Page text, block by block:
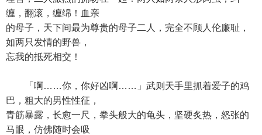
缠，翻滚，缠绵！血亲
的母子，天下间最为尊贵的母子二人，完全不顾人伦廉耻，
如两只发情的野兽，
忘我的抵死相交！
「啊……你，你好凶啊……」武则天手里抓着爱子的鸡
巴，粗大的男性性征，
青筋暴露，长愈一尺，拳头般大的龟头，坚硬炙热，怒张的
马眼，仿佛随时会吸